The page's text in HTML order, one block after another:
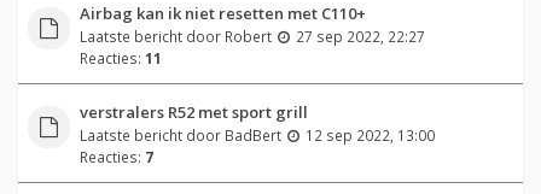
Airbag kan ik niet resetten met C110+
Laatste bericht door Robert
27 sep 2022, 22:27
Reacties: 11
verstralers R52 met sport grill
Laatste bericht door BadBert
12 sep 2022, 13:00
Reacties: 7